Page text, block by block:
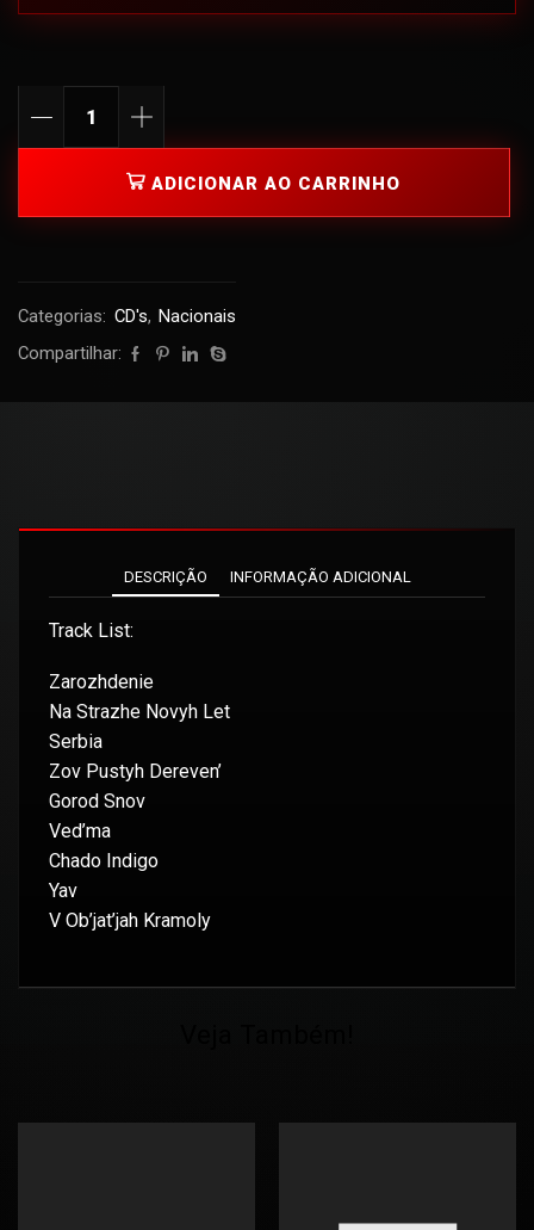
ADICIONAR AO CARRINHO
Categorias: CD's, Nacionais
Compartilhar:
DESCRIÇÃO INFORMAÇÃO ADICIONAL
Track List:
Zarozhdenie
Na Strazhe Novyh Let
Serbia
Zov Pustyh Dereven’
Gorod Snov
Ved’ma
Chado Indigo
Yav
V Ob’jat’jah Kramoly